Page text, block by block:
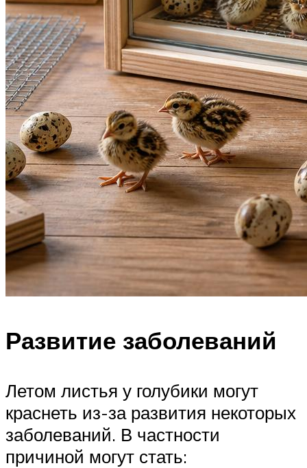
Развитие заболеваний
Летом листья у голубики могут
краснеть из-за развития некоторых
заболеваний. В частности
причиной могут стать: